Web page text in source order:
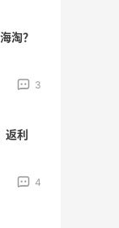
淘？
3
返利
4